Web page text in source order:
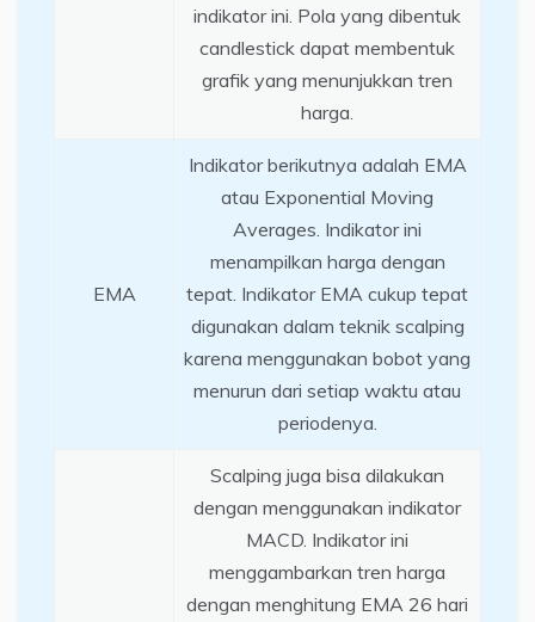
indikator ini. Pola yang dibentuk
candlestick dapat membentuk
grafik yang menunjukkan tren
harga.
EMA
Indikator berikutnya adalah EMA
atau Exponential Moving
Averages. Indikator ini
menampilkan harga dengan
tepat. Indikator EMA cukup tepat
digunakan dalam teknik scalping
karena menggunakan bobot yang
menurun dari setiap waktu atau
periodenya.
Scalping juga bisa dilakukan
dengan menggunakan indikator
MACD. Indikator ini
menggambarkan tren harga
dengan menghitung EMA 26 hari